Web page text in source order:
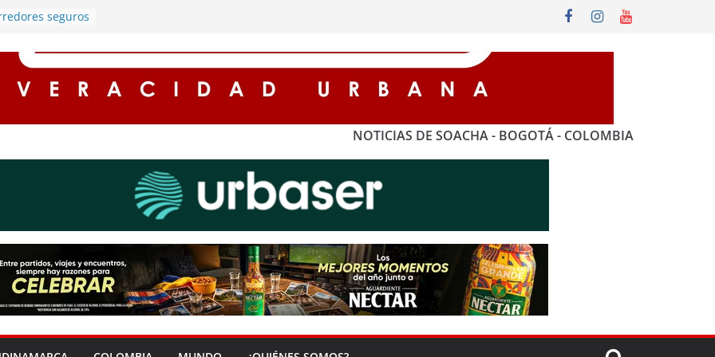
seguros
registran
Cundinamarca
de
en Soacha
para
NOTICIAS DE SOACHA - BOGOTÁ - COLOMBIA